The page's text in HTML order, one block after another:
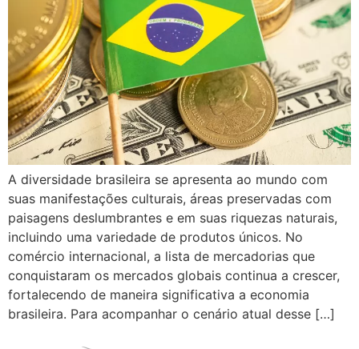
A diversidade brasileira se apresenta ao mundo com
suas manifestações culturais, áreas preservadas com
paisagens deslumbrantes e em suas riquezas naturais,
incluindo uma variedade de produtos únicos. No
comércio internacional, a lista de mercadorias que
conquistaram os mercados globais continua a crescer,
fortalecendo de maneira significativa a economia
brasileira. Para acompanhar o cenário atual desse […]